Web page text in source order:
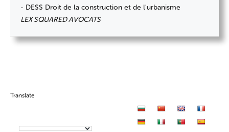
- DESS Droit de la construction et de l'urbanisme
LEX SQUARED AVOCATS
Translate